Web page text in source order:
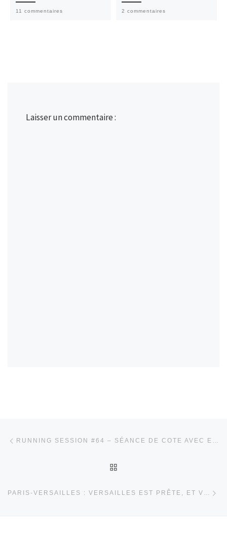
11 commentaires 2 commentaires
Laisser un commentaire :
RUNNING SESSION #64 – SÉANCE DE COTE AVEC ENDURANCE SHOP
PARIS-VERSAILLES : VERSAILLES EST PRÊTE, ET VOUS ?